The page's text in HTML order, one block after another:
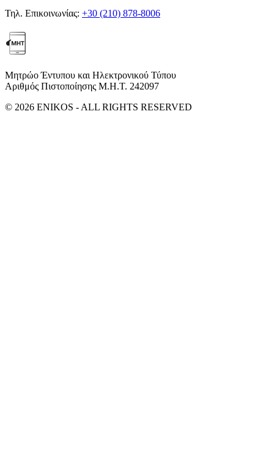
Τηλ. Επικοινωνίας: +30 (210) 878-8006
Μητρώο Έντυπου και Ηλεκτρονικού Τύπου
Αριθμός Πιστοποίησης Μ.Η.Τ. 242097
© 2026 ENIKOS - ALL RIGHTS RESERVED